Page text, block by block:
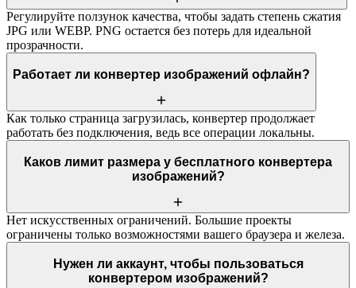
Регулируйте ползунок качества, чтобы задать степень сжатия
JPG или WEBP. PNG остается без потерь для идеальной
прозрачности.
Работает ли конвертер изображений офлайн?
Как только страница загрузилась, конвертер продолжает
работать без подключения, ведь все операции локальны.
Каков лимит размера у бесплатного конвертера
изображений?
Нет искусственных ограничений. Большие проекты
ограничены только возможностями вашего браузера и железа.
Нужен ли аккаунт, чтобы пользоваться
конвертером изображений?